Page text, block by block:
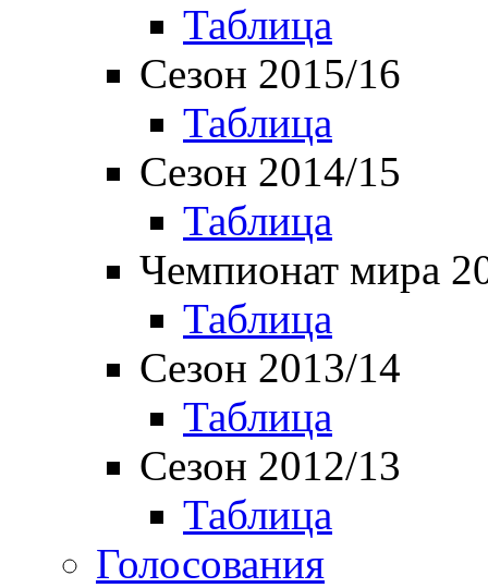
Таблица
Сезон 2015/16
Таблица
Сезон 2014/15
Таблица
Чемпионат мира
Таблица
Сезон 2013/14
Таблица
Сезон 2012/13
Таблица
Голосования